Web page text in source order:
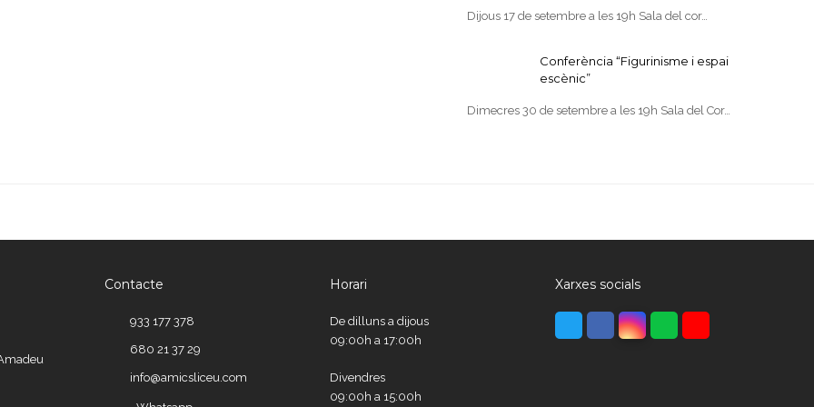
Dijous 17 de setembre a les 19h Sala del cor…
Conferència “Figurinisme i espai
escènic”
Dimecres 30 de setembre a les 19h Sala del Cor…
Contacte
933 177 378
680 21 37 29
info@amicsliceu.com
Horari
De dilluns a dijous
09:00h a 17:00h
Divendres
09:00h a 15:00h
Xarxes socials
TwitterFacebook
Instagram